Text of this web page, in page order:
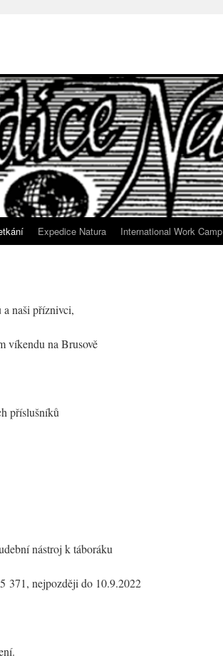
Expedice Natura International Work Camp
a naši příznivci,
víkendu na Brusově
nástroj k táboráku
371, nejpozději do 10.9.2022